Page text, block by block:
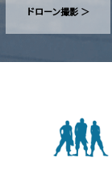
ドローン撮影 ＞